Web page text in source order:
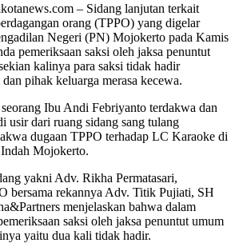
– Sidang lanjutan terkait
orang (TPPO) yang digelar
Negeri (PN) Mojokerto pada Kamis
pemeriksaan saksi oleh jaksa penuntut
kalinya para saksi tidak hadir
pihak keluarga merasa kecewa.
Ibu Andi Febriyanto terdakwa dan
usir dari ruang sidang sang tulang
dugaan TPPO terhadap LC Karaoke di
Mojokerto.
yakni Adv. Rikha Permatasari,
bersama rekannya Adv. Titik Pujiati, SH
menjelaskan bahwa dalam
saksi oleh jaksa penuntut umum
yaitu dua kali tidak hadir.